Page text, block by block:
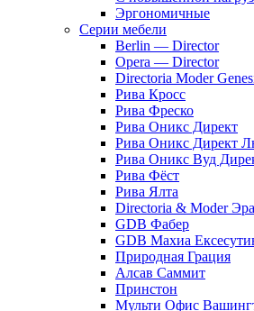
Эргономичные
Серии мебели
Berlin — Director
Opera — Director
Directoria Moder
Рива Кросс
Рива Фреско
Рива Оникс Директ
Рива Оникс Директ
Рива Оникс Вуд
Рива Фёст
Рива Ялта
Directoria & Moder Эра
GDB Фабер
GDB Махиа
Природная Грация
Алсав Саммит
Принстон
Мульти Офис